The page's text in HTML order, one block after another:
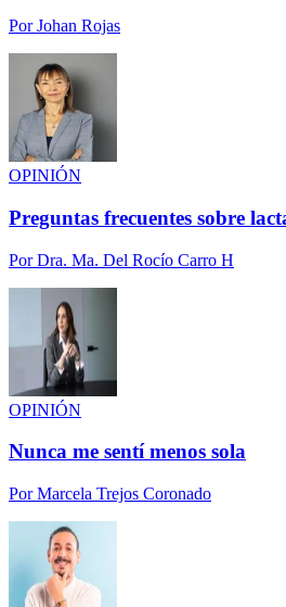
PorJohan Rojas
OPINIÓN
Preguntas frecuentes sobre
PorDra. Ma. Del Rocío Carro H
OPINIÓN
Nunca me sentí menos sola
PorMarcela Trejos Coronado